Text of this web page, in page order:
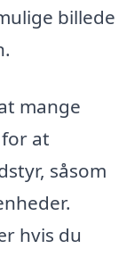
billede
mange
at
såsom
hvis du